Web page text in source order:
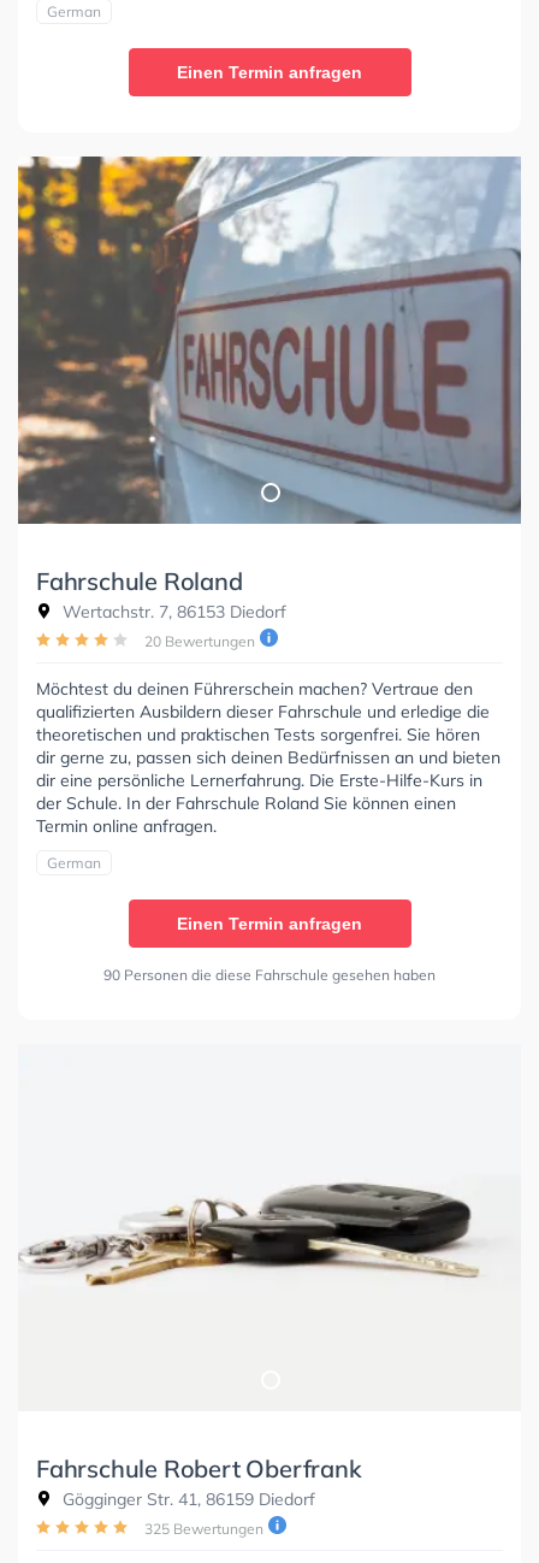
German
Einen Termin anfragen
Fahrschule Roland
Wertachstr. 7, 86153 Diedorf
20 Bewertungen
Möchtest du deinen Führerschein machen? Vertraue den
qualifizierten Ausbildern dieser Fahrschule und erledige die
theoretischen und praktischen Tests sorgenfrei. Sie hören
dir gerne zu, passen sich deinen Bedürfnissen an und bieten
dir eine persönliche Lernerfahrung. Die Erste-Hilfe-Kurs in
der Schule. In der Fahrschule Roland Sie können einen
Termin online anfragen.
German
Einen Termin anfragen
90 Personen die diese Fahrschule gesehen haben
Fahrschule Robert Oberfrank
Gögginger Str. 41, 86159 Diedorf
325 Bewertungen